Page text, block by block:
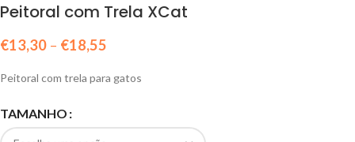
Peitoral com Trela XCat
€13,30 – €18,55
Peitoral com trela para gatos
TAMANHO